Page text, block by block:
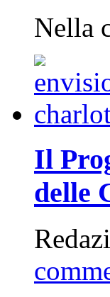
Nella
Il
delle